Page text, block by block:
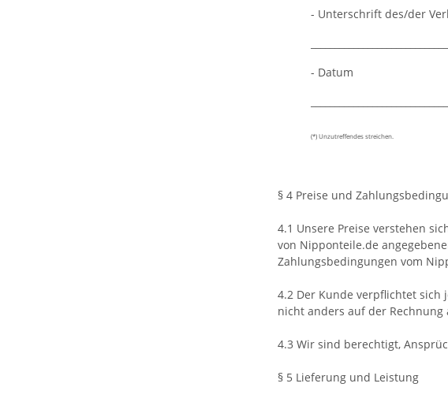
- Unterschrift des/der
- Datum
(*) Unzutreffendes streichen.
§ 4 Preise und
4.1 Unsere Preise verstehen
von Nipponteile.de
Zahlungsbedingungen vom
4.2 Der Kunde verpflichtet sich
nicht anders auf der
4.3 Wir sind berechtigt,
§ 5 Lieferung und Leistung